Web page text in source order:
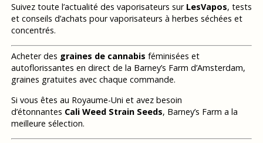
Suivez toute l’actualité des vaporisateurs sur LesVapos, tests
et conseils d’achats pour vaporisateurs à herbes séchées et
concentrés.
Acheter des graines de cannabis féminisées et
autoflorissantes en direct de la Barney’s Farm d’Amsterdam,
graines gratuites avec chaque commande.
Si vous êtes au Royaume-Uni et avez besoin
d’étonnantes Cali Weed Strain Seeds, Barney’s Farm a la
meilleure sélection.